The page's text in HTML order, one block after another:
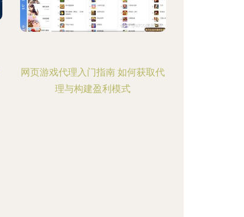
网页游戏代理入门指南 如何获取代
理与构建盈利模式